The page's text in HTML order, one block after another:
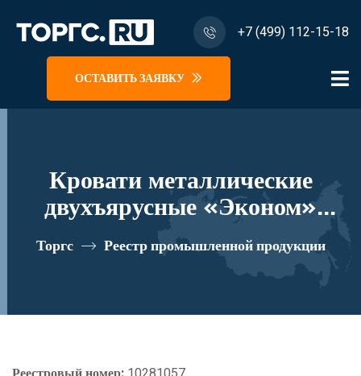
+7 (499) 112-15-18
ОСТАВИТЬ ЗАЯВКУ
Кровати металлические
двухъярусные «Эконом»
Модель КМет-3, КМет-4
реестровый номер 10281057
Торгс Реестр промышленной продукции